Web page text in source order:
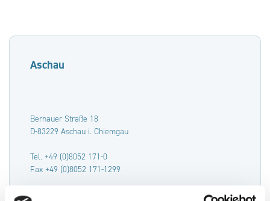
Aschau
Bernauer Straße 18
D-83229 Aschau i. Chiemgau
Tel. +49 (0)8052 171-0
Fax +49 (0)8052 171-1299